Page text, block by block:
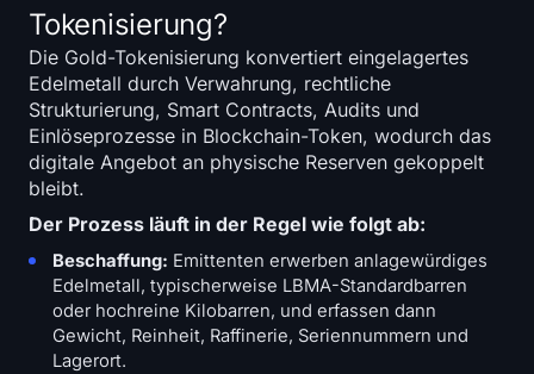
Tokenisierung?
Die Gold-Tokenisierung konvertiert eingelagertes
Edelmetall durch Verwahrung, rechtliche
Strukturierung, Smart Contracts, Audits und
Einlöseprozesse in Blockchain-Token, wodurch das
digitale Angebot an physische Reserven gekoppelt
bleibt.
Der Prozess läuft in der Regel wie folgt ab:
Beschaffung: Emittenten erwerben anlagewürdiges
Edelmetall, typischerweise LBMA-Standardbarren
oder hochreine Kilobarren, und erfassen dann
Gewicht, Reinheit, Raffinerie, Seriennummern und
Lagerort.